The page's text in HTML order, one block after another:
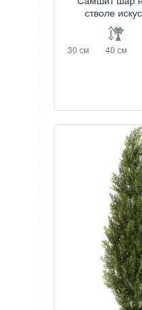
стволе
30 см 40 см